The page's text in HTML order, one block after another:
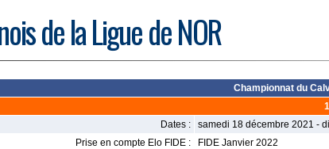
de la Ligue de NOR
Championnat du
Dates :
samedi 18 décembre 2021 -
Prise en compte Elo FIDE :
FIDE Janvier 2022